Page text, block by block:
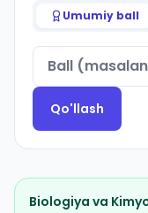
Umumiy ball
Qo'llash
Biologiya va